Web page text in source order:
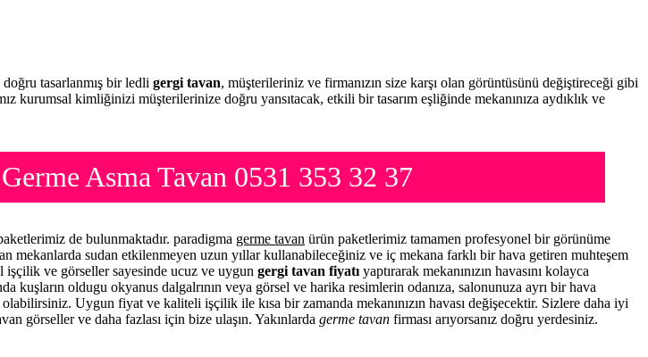
doğru tasarlanmış bir ledli gergi tavan, müşterileriniz ve firmanızın size karşı olan görüntüsünü değiştireceği gibi
kurumsal kimliğinizi müşterilerinize doğru yansıtacak, etkili bir tasarım eşliğinde mekanınıza aydıklık ve
Asma Tavan 0531 353 32 37
de bulunmaktadır. paradigma germe tavan ürün paketlerimiz tamamen profesyonel bir görünüme
mekanlarda sudan etkilenmeyen uzun yıllar kullanabileceğiniz ve iç mekana farklı bir hava getiren muhteşem
işçilik ve görseller sayesinde ucuz ve uygun gergi tavan fiyatı yaptırarak mekanınızın havasını kolayca
kuşların oldugu okyanus dalgalrının veya görsel ve harika resimlerin odanıza, salonunuza ayrı bir hava
Uygun fiyat ve kaliteli işçilik ile kısa bir zamanda mekanınızın havası değişecektir. Sizlere daha iyi
görseller ve daha fazlası için bize ulaşın. Yakınlarda germe tavan firması arıyorsanız doğru yerdesiniz.